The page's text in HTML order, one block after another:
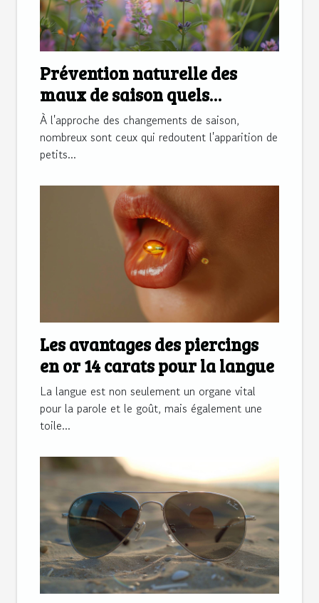
Prévention naturelle des
maux de saison quels
remèdes privilégier
À l'approche des changements de saison,
nombreux sont ceux qui redoutent l'apparition de
petits...
Les avantages des piercings
en or 14 carats pour la langue
La langue est non seulement un organe vital
pour la parole et le goût, mais également une
toile...